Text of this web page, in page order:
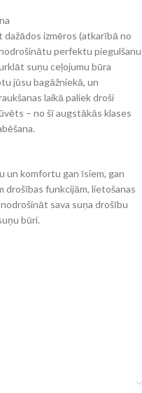
izmēros (atkarībā no
perfektu piegulšanu
suņu ceļojumu būra
jūsu bagāžniekā, un
laikā paliek droši
– no šī augstākās klases
un komfortu gan īsiem, gan
drošības funkcijām, lietošanas
sava suņa drošību
būri.